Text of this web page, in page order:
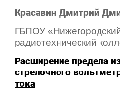
Красавин Дмитрий
ГБПОУ
радиотехнический
Расширение предела
стрелочного
тока